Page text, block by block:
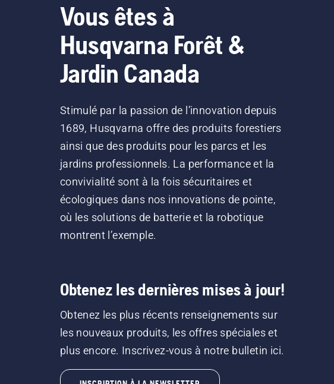
Vous êtes à
Husqvarna Forêt &
Jardin Canada
Stimulé par la passion de l’innovation depuis
1689, Husqvarna offre des produits forestiers
ainsi que des produits pour les parcs et les
jardins professionnels. La performance et la
convivialité sont à la fois sécuritaires et
écologiques dans nos innovations de pointe,
où les solutions de batterie et la robotique
montrent l’exemple.
Obtenez les dernières mises à jour!
Obtenez les plus récents renseignements sur
les nouveaux produits, les offres spéciales et
plus encore. Inscrivez-vous à notre bulletin ici.